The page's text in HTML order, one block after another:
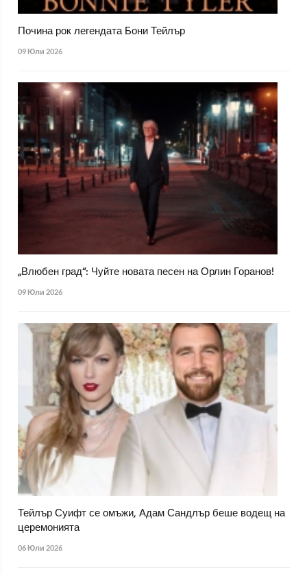
Почина рок легендата Бони Тейлър
09 Юли 2026
„Влюбен град“: Чуйте новата песен на Орлин Горанов!
09 Юли 2026
Тейлър Суифт се омъжи, Адам Сандлър беше водещ на
церемонията
06 Юли 2026